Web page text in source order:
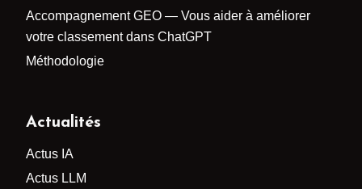
Accompagnement GEO — Vous aider à améliorer
votre classement dans ChatGPT
Méthodologie
Actualités
Actus IA
Actus LLM